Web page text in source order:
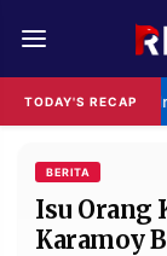
TODAY'S RECAP
BPS:
REDAKSI
RESOLUSI
RUBRIKASI
BERITA
Isu Orang
Karamoy